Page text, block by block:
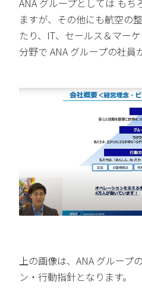
ANA グループとしては もち
ますが、その他にも航空の
たり、IT、セールス＆マー
分野で ANA グループの社員
上の画像は、ANA グループ
ン・行動指針となります。